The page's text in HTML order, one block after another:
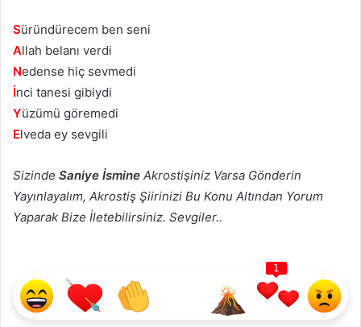
Süründürecem ben seni
Allah belanı verdi
Nedense hiç sevmedi
İnci tanesi gibiydi
Yüzümü göremedi
Elveda ey sevgili
Sizinde Saniye İsmine Akrostişiniz Varsa Gönderin
Yayınlayalım, Akrostiş Şiirinizi Bu Konu Altından Yorum
Yaparak Bize İletebilirsiniz. Sevgiler..
1